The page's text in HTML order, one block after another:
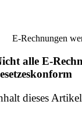
E-Rechnungen
alle E-
dieses